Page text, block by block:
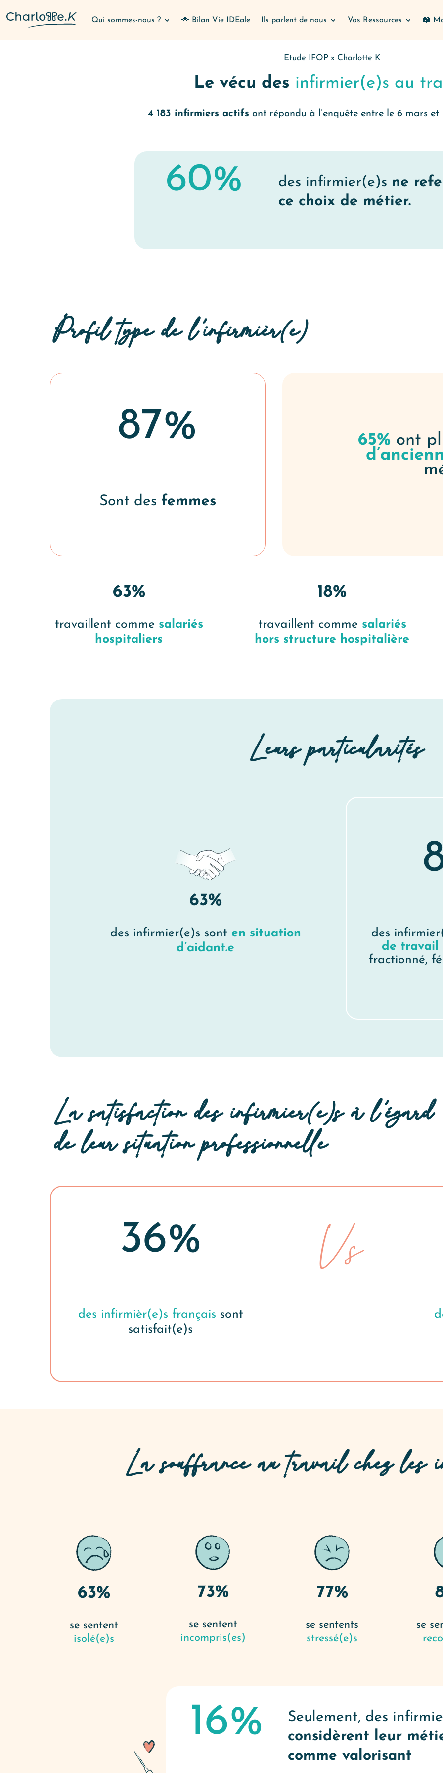
Qui sommes-nous ? 🌟 Bilan Vie IDEale Ils parlent de nous Vos Ressources 📖
Etude IFOP x Charlotte K
Le vécu des infirmier(e)s au
4 183 infirmiers actifs ont répondu à l’enquête entre le 6 mars et
60% des infirmier(e)s ne
ce choix de métier.
Profil type de l’infirmièr(e)
87%
Sont des femmes
65% ont
63%
travaillent comme salariés
hospitaliers
18%
travaillent comme salariés
hors structure hospitalière
Leurs particularités
63%
des infirmier(e)s sont en situation
d’aidant.e
des
de travail
fractionné,
La satisfaction des infirmier(e)s à l’égard
de leur situation professionnelle
36%
des infirmièr(e)s français sont
satisfait(e)s
La souffrance au travail chez les
63%
se sentent
isolé(e)s
73%
se sentent
incompris(es)
77%
se sentents
stressé(e)s
se
16%
Seulement, des
considèrent leur
comme valorisant